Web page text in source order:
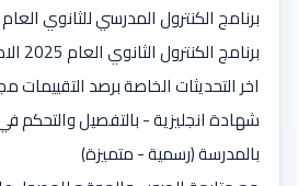
برنامج الكنترول المدرسي للثانوي العام 2026 - لغات
اخر التحديثات الخاصة برصد التقييمات
شهادة انجليزية - بالتفصيل والتحكم
بالمدرسة (رسمية - متميزة)